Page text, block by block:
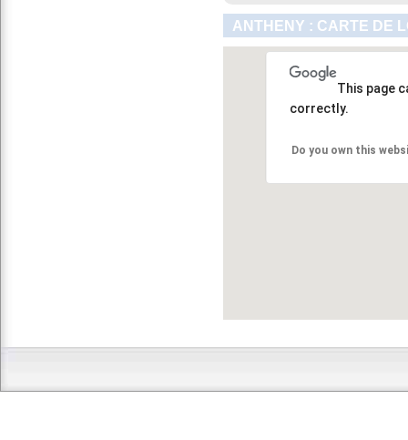
ANTHENY : CARTE DE
This page
correctly.
Do you own this